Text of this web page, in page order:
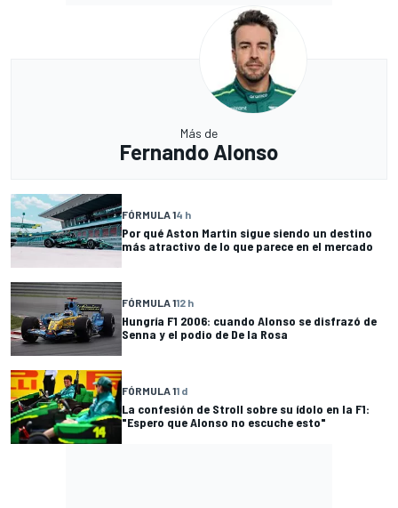
Más de
Fernando Alonso
FÓRMULA 14 h
Por qué Aston Martin sigue siendo un destino
más atractivo de lo que parece en el mercado
FÓRMULA 112 h
Hungría F1 2006: cuando Alonso se disfrazó de
Senna y el podio de De la Rosa
FÓRMULA 11 d
La confesión de Stroll sobre su ídolo en la F1:
"Espero que Alonso no escuche esto"